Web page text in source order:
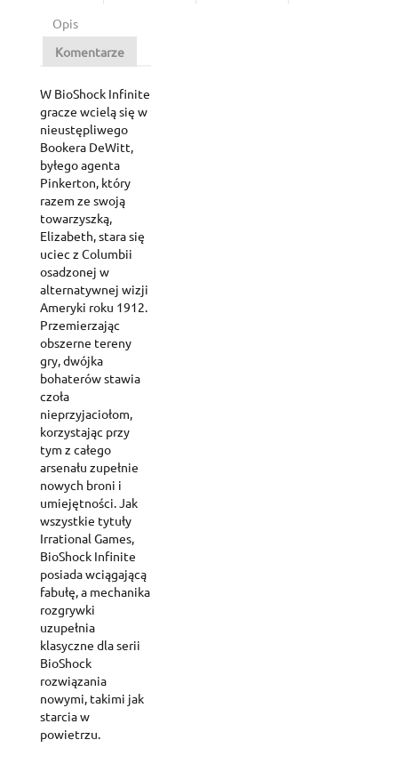
Opis
Komentarze
W BioShock Infinite
gracze wcielą się w
nieustępliwego
Bookera DeWitt,
byłego agenta
Pinkerton, który
razem ze swoją
towarzyszką,
Elizabeth, stara się
uciec z Columbii
osadzonej w
alternatywnej wizji
Ameryki roku 1912.
Przemierzając
obszerne tereny
gry, dwójka
bohaterów stawia
czoła
nieprzyjaciołom,
korzystając przy
tym z całego
arsenału zupełnie
nowych broni i
umiejętności. Jak
wszystkie tytuły
Irrational Games,
BioShock Infinite
posiada wciągającą
fabułę, a mechanika
rozgrywki
uzupełnia
klasyczne dla serii
BioShock
rozwiązania
nowymi, takimi jak
starcia w
powietrzu.